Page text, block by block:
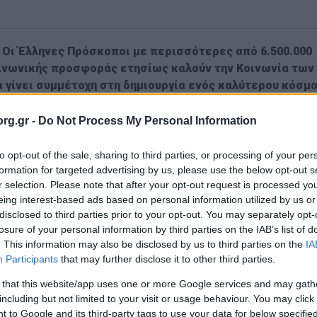
- Do Not Process My Personal Information
opt-out of the sale, sharing to third parties, or processing of your
for targeted advertising by us, please use the below opt-out
selection. Please note that after your opt-out request is processed
interest-based ads based on personal information utilized by us
to third parties prior to your opt-out. You may separately
of your personal information by third parties on the IAB’s list of
This information may also be disclosed by us to third parties on the
Participants that may further disclose it to other third parties.
that this website/app uses one or more Google services and may
but not limited to your visit or usage behaviour. You may
to Google and its third-party tags to use your data for below
Οι Έλληνες Πρόσκοποι με περισσότερες από 6.500.000
προσφοράς ετησίως καλούν την Κοινωνία
γίνει συμμέτοχη στη δημιουργία ενός καλύτερου
Εθνών έχει θεσπίσει να γιορτάζεται η «
κόσμο να γιορτάσουν την άτυπη δέσμευσή τους για την
κίνηση για νέους στον Κόσμο με πάνω από
στη χώρα, έχοντας στο ενεργητικό τους μια
κοινωνία. Όλα αυτά δεν θα ήταν εφικτά χωρίς την
αφιερώνουν πάνω από6.500.000 ώρες
ευαισθητοποίησης
πανδημίας, οι ενήλικοι εθελοντές απέδειξαν ότι ο
δεκάδες ώρες εθελοντής προσφοράς.